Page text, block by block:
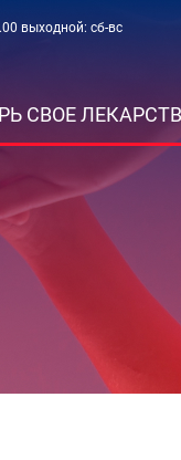
выходной: сб-вс
СВОЕ